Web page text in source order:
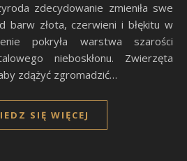
barw złota, czerwieni i błękitu w
pokryła warstwa szarości
nieboskłonu. Zwierzęta
zdążyć zgromadzić…
SIĘ WIĘCEJ